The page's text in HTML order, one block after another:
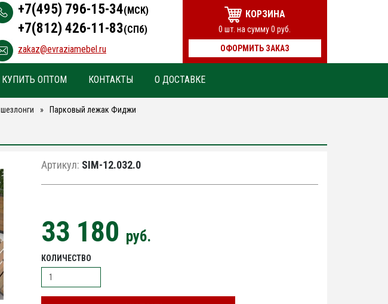
+7(495) 796-15-34(МСК)
+7(812) 426-11-83(СПб)
zakaz@evraziamebel.ru
КОРЗИНА
0 шт. на сумму0 руб.
ОФОРМИТЬ ЗАКАЗ
КУПИТЬ ОПТОМ КОНТАКТЫ О ДОСТАВКЕ
Парковый лежак Фиджи
Артикул: SIM-12.032.0
33 180 руб.
КОЛИЧЕСТВО